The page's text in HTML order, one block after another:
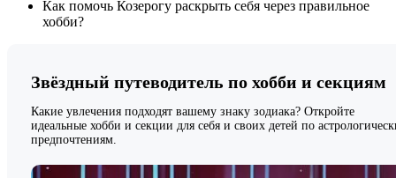
Как помочь Козерогу раскрыть себя через правильное
хобби?
Звёздный путеводитель по хобби и секциям
Какие увлечения подходят вашему знаку зодиака? Откройте
идеальные хобби и секции для себя и своих детей по
предпочтениям.